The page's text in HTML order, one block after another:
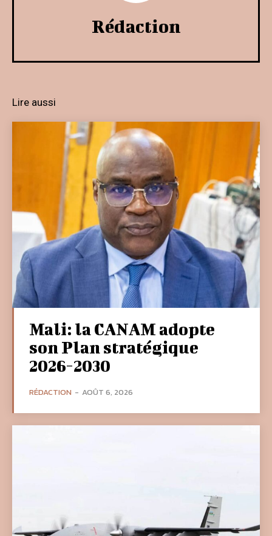
Rédaction
Lire aussi
Mali: la CANAM adopte
son Plan stratégique
2026-2030
RÉDACTION - AOÛT 6, 2026